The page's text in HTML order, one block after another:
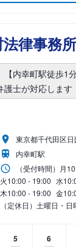
律事務所
【内幸町駅徒歩1
護士が対応します
東京都千代田区
内幸町駅
（受付時間） 月
火10:00 - 19:00 水
木10:00 - 19:00 金
（定休日）土曜日・日
5
6